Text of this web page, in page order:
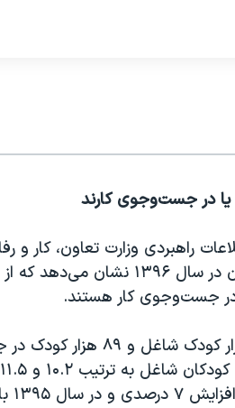
یا در جست‌وجوی کارند
راهبردی وزارت تعاون، کار و
از میان این کودکان حدود ۴۱۰